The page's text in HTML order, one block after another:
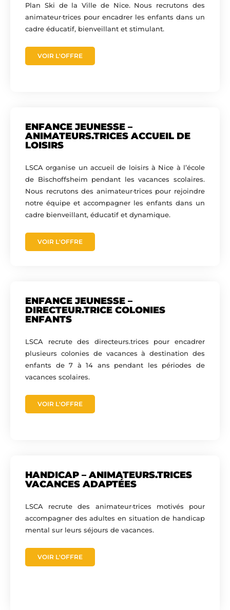
Plan Ski de la Ville de Nice. Nous recrutons des
animateur·trices pour encadrer les enfants dans un
cadre éducatif, bienveillant et stimulant.
VOIR L'OFFRE
ENFANCE JEUNESSE –
ANIMATEURS.TRICES ACCUEIL DE
LOISIRS
LSCA organise un accueil de loisirs à Nice à l’école
de Bischoffsheim pendant les vacances scolaires.
Nous recrutons des animateur·trices pour rejoindre
notre équipe et accompagner les enfants dans un
cadre bienveillant, éducatif et dynamique.
VOIR L'OFFRE
ENFANCE JEUNESSE –
DIRECTEUR.TRICE COLONIES
ENFANTS
LSCA recrute des directeurs.trices pour encadrer
plusieurs colonies de vacances à destination des
enfants de 7 à 14 ans pendant les périodes de
vacances scolaires.
VOIR L'OFFRE
HANDICAP – ANIMATEURS.TRICES
VACANCES ADAPTÉES
LSCA recrute des animateur·trices motivés pour
accompagner des adultes en situation de handicap
mental sur leurs séjours de vacances.
VOIR L'OFFRE